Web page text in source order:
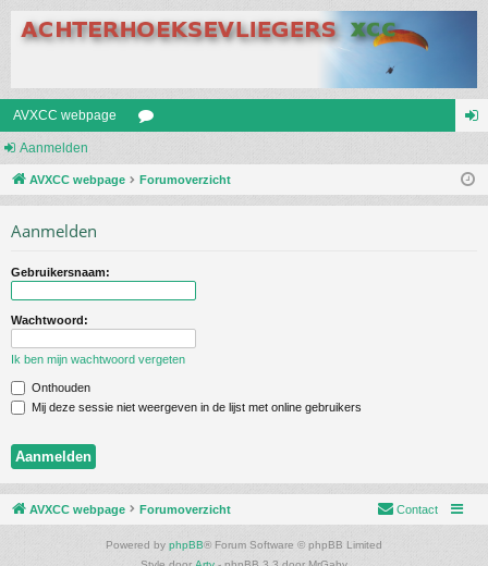
AVXCC webpage
u m
Aanmelden
AVXCC webpage Forumoverzicht
Aanmelden
Gebruikersnaam:
Wachtwoord:
Ik ben mijn wachtwoord vergeten
Onthouden
Mij deze sessie niet weergeven in de lijst met online gebruikers
AVXCC webpage Forumoverzicht Contact
Powered by phpBB® Forum Software © phpBB Limited